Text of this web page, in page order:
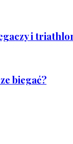
i
biegać?